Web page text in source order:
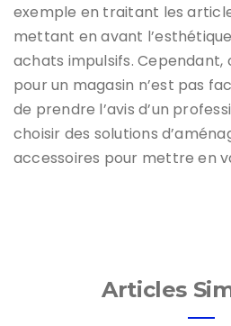
exemple en traitant les
mettant en avant
achats impulsifs. Cependant,
pour un magasin n’est pas
de prendre l’avis d’un
choisir des solutions
accessoires pour mettre en
Articles